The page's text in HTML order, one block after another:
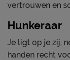
vertrouwen en
Hunkeraar
Je ligt op je zij,
handen recht